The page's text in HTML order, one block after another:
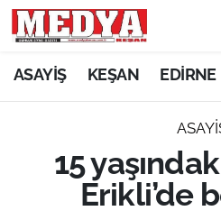
ASAYİŞ KEŞAN EDİRNE
15
Erikli’de
KEŞAN
ASAYİŞ
SİYASET